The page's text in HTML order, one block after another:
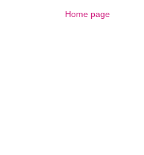
Home page